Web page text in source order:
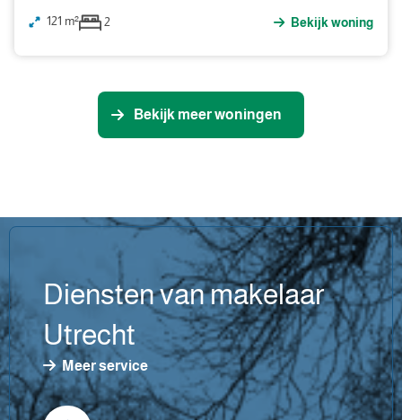
121 m² 2 Bekijk woning
Bekijk meer woningen
Diensten van makelaar
Utrecht
Meer service